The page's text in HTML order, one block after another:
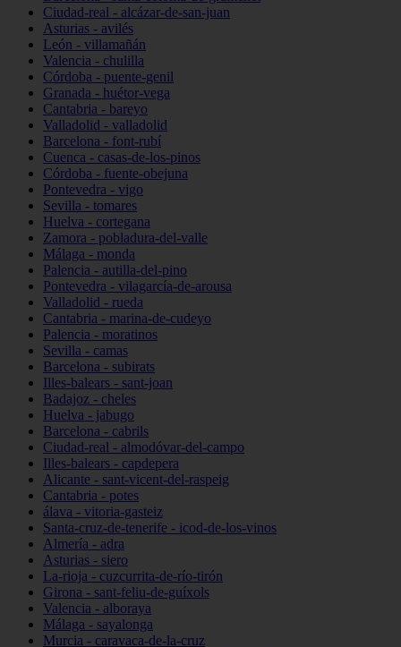
Ciudad-real - alcázar-de-san-juan
Asturias - avilés
León - villamañán
Valencia - chulilla
Córdoba - puente-genil
Granada - huétor-vega
Cantabria - bareyo
Valladolid - valladolid
Barcelona - font-rubí
Cuenca - casas-de-los-pinos
Córdoba - fuente-obejuna
Pontevedra - vigo
Sevilla - tomares
Huelva - cortegana
Zamora - pobladura-del-valle
Málaga - monda
Palencia - autilla-del-pino
Pontevedra - vilagarcía-de-arousa
Valladolid - rueda
Cantabria - marina-de-cudeyo
Palencia - moratinos
Sevilla - camas
Barcelona - subirats
Illes-balears - sant-joan
Badajoz - cheles
Huelva - jabugo
Barcelona - cabrils
Ciudad-real - almodóvar-del-campo
Illes-balears - capdepera
Alicante - sant-vicent-del-raspeig
Cantabria - potes
álava - vitoria-gasteiz
Santa-cruz-de-tenerife - icod-de-los-vinos
Almería - adra
Asturias - siero
La-rioja - cuzcurrita-de-río-tirón
Girona - sant-feliu-de-guíxols
Valencia - alboraya
Málaga - sayalonga
Murcia - caravaca-de-la-cruz